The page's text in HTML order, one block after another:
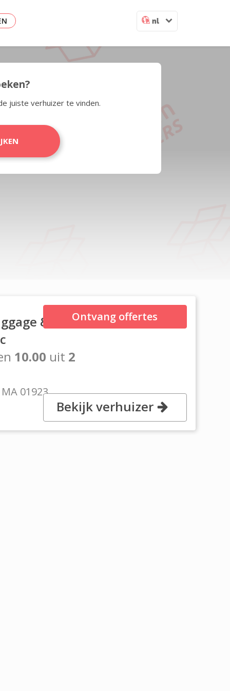
nl
juiste verhuizer te vinden.
& Box
10.00 uit 2
01923
Ontvang offertes
Bekijk verhuizer